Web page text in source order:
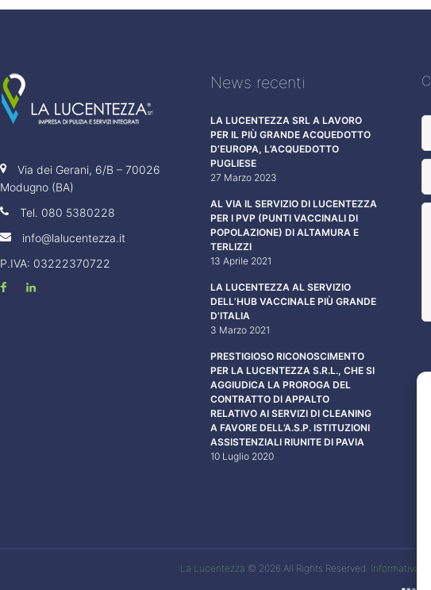
Via dei Gerani, 6/B – 70026
Modugno (BA)
Tel. 080 5380228
info@lalucentezza.it
P.IVA: 03222370722
News recenti
LA LUCENTEZZA SRL A LAVORO
PER IL PIÙ GRANDE ACQUEDOTTO
D’EUROPA, L’ACQUEDOTTO
PUGLIESE
27 Marzo 2023
AL VIA IL SERVIZIO DI LUCENTEZZA
PER I PVP (PUNTI VACCINALI DI
POPOLAZIONE) DI ALTAMURA E
TERLIZZI
13 Aprile 2021
LA LUCENTEZZA AL SERVIZIO
DELL’HUB VACCINALE PIÙ GRANDE
D’ITALIA
3 Marzo 2021
PRESTIGIOSO RICONOSCIMENTO
PER LA LUCENTEZZA S.R.L., CHE SI
AGGIUDICA LA PROROGA DEL
CONTRATTO DI APPALTO
RELATIVO AI SERVIZI DI CLEANING
A FAVORE DELL’A.S.P. ISTITUZIONI
ASSISTENZIALI RIUNITE DI PAVIA
10 Luglio 2020
La Lucentezza © 2026 All Rights Reserved. Informativa